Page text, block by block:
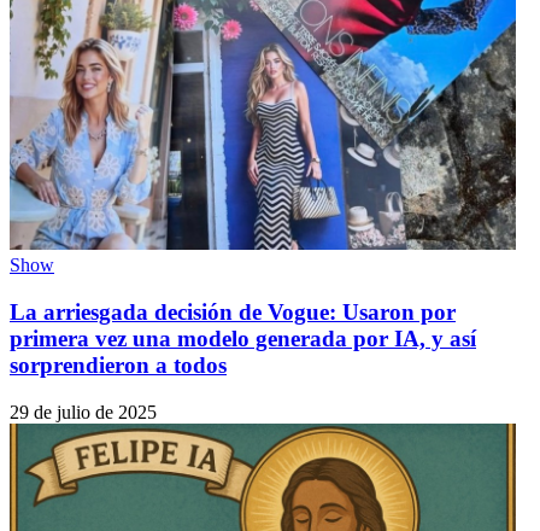
Show
La arriesgada decisión de Vogue: Usaron por
primera vez una modelo generada por IA, y así
sorprendieron a todos
29 de julio de 2025